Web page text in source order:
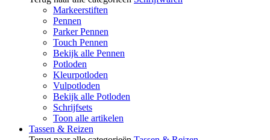
Markeerstiften
Pennen
Parker Pennen
Touch Pennen
Bekijk alle Pennen
Potloden
Kleurpotloden
Vulpotloden
Bekijk alle Potloden
Schrijfsets
Toon alle artikelen
Tassen & Reizen